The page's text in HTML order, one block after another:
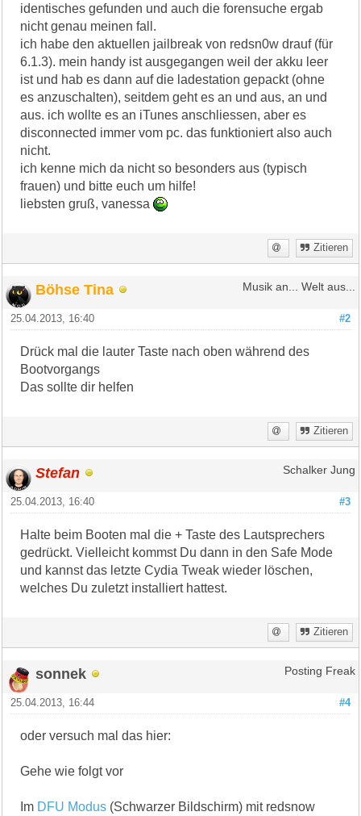
identisches gefunden und auch die forensuche ergab
nicht genau meinen fall.
ich habe den aktuellen jailbreak von redsn0w drauf (für
6.1.3). mein handy ist ausgegangen weil der akku leer
ist und hab es dann auf die ladestation gepackt (ohne
es anzuschalten), seitdem geht es an und aus, an und
aus. ich wollte es an iTunes anschliessen, aber es
disconnected immer vom pc. das funktioniert also auch
nicht.
ich kenne mich da nicht so besonders aus (typisch
frauen) und bitte euch um hilfe!
liebsten gruß, vanessa
Zitieren
Böhse Tina Musik an... Welt aus...
#2
25.04.2013, 16:40
Drück mal die lauter Taste nach oben während des
Bootvorgangs
Das sollte dir helfen
Zitieren
Stefan Schalker Jung
#3
25.04.2013, 16:40
Halte beim Booten mal die + Taste des Lautsprechers
gedrückt. Vielleicht kommst Du dann in den Safe Mode
und kannst das letzte Cydia Tweak wieder löschen,
welches Du zuletzt installiert hattest.
Zitieren
sonnek Posting Freak
#4
25.04.2013, 16:44
oder versuch mal das hier:
Gehe wie folgt vor
Im DFU Modus (Schwarzer Bildschirm) mit redsnow